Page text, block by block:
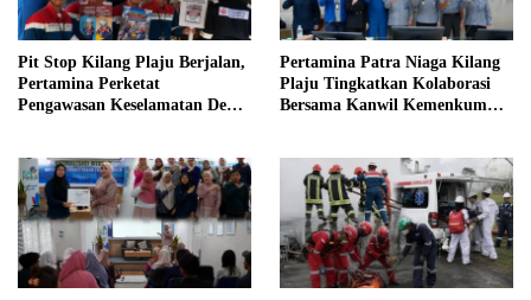
Pit Stop Kilang Plaju Berjalan,
Pertamina Perketat
Pengawasan Keselamatan Demi
Pertamina Patra Niaga Kilang
Plaju Tingkatkan Kolaborasi
Bersama Kanwil Kemenkum